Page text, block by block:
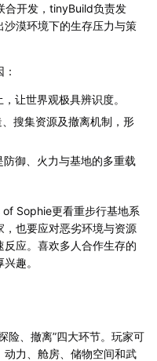
合开发，tinyBuild负责发
漠环境下的生存压力与策
让世界观极具辨识度。
、搜集资源及撤离机制，形
御、火力与基地的多重载
Sophie更看重步行基地系
也要应对恶劣环境与资源
应。喜欢多人合作生存的
趣。
险、撤离”四大环节。玩家可
力、舱房、储物空间和武